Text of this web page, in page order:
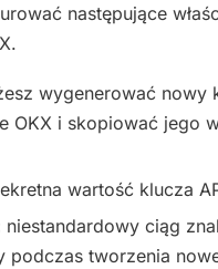
następujące
wygenerować nowy
OKX i skopiować jego
wartość klucza
niestandardowy ciąg
podczas tworzenia